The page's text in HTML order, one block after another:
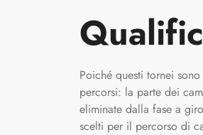
Poiché questi tornei
percorsi: la parte dei
eliminate dalla fase a
scelti per il percorso di